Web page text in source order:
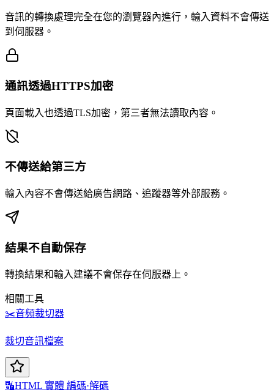
音訊的轉換處理完全在您的瀏覽器內進行，輸入資料不會傳送
到伺服器。
通訊透過HTTPS加密
頁面載入也透過TLS加密，第三者無法讀取內容。
不傳送給第三方
輸入內容不會傳送給廣告網路、追蹤器等外部服務。
結果不自動保存
轉換結果和輸入建議不會保存在伺服器上。
相關工具
✂️音頻裁切器
裁切音訊檔案
🔣HTML 實體 編碼·解碼